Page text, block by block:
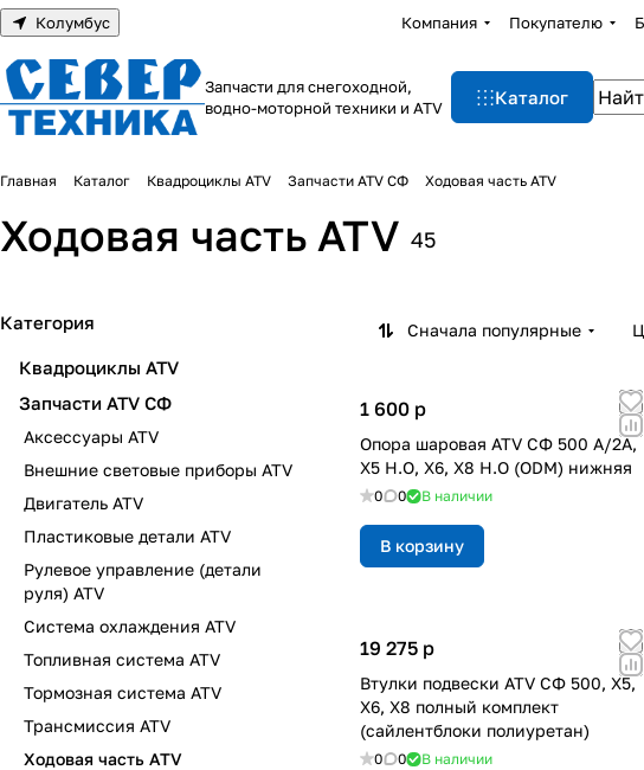
Колумбус Компания Покупателю
Запчасти для снегоходной,
водно-моторной техники и ATV
Каталог
Главная Каталог Квадроциклы ATV Запчасти ATV СФ Ходовая часть ATV
Ходовая часть ATV 45
Сначала популярные
1 600 p
Опора шаровая ATV СФ 500 A/2A,
X5 H.O, X6, X8 H.O (ODM) нижняя
0 0 В наличии
В корзину
19 275 p
Втулки подвески ATV СФ 500, X5,
X6, X8 полный комплект
(сайлентблоки полиуретан)
0 0 В наличии
Категория
Квадроциклы ATV
Запчасти ATV СФ
Аксессуары ATV
Внешние световые приборы ATV
Двигатель ATV
Пластиковые детали ATV
Рулевое управление (детали
руля) ATV
Система охлаждения ATV
Топливная система ATV
Тормозная система ATV
Трансмиссия ATV
Ходовая часть ATV